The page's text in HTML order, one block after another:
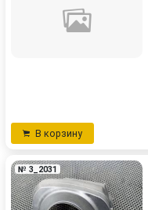
В корзину
№ 3_2031